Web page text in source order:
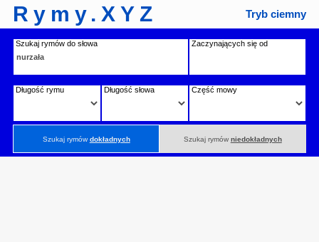
Rymy.XYZ Tryb ciemny
Szukaj rymów do słowa Zaczynających się od
Długość rymu Długość słowa Część mowy
Szukaj rymówdokładnych Szukaj rymów niedokładnych